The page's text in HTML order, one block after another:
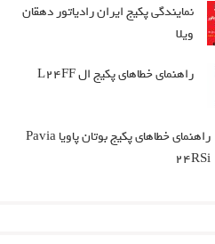
نمایندگی پکیج ایران رادیاتور دهقان
ویلا
راهنمای خطاهای پکیج ال L24FF
راهنمای خطاهای پکیج بوتان پاویا Pavia
24RSi